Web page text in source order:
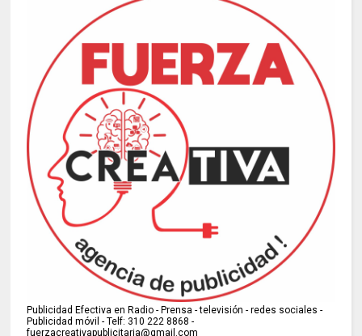
Publicidad Efectiva en Radio - Prensa - televisión - redes sociales -
Publicidad móvil - Telf: 310 222 8868 -
fuerzacreativapublicitaria@gmail.com